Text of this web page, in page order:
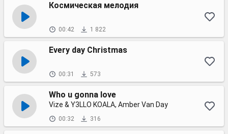
Космическая мелодия
00:42 1 822
Every day Christmas
00:31 573
Who u gonna love
Vize & Y3LLO KOALA, Amber Van Day
00:32 316